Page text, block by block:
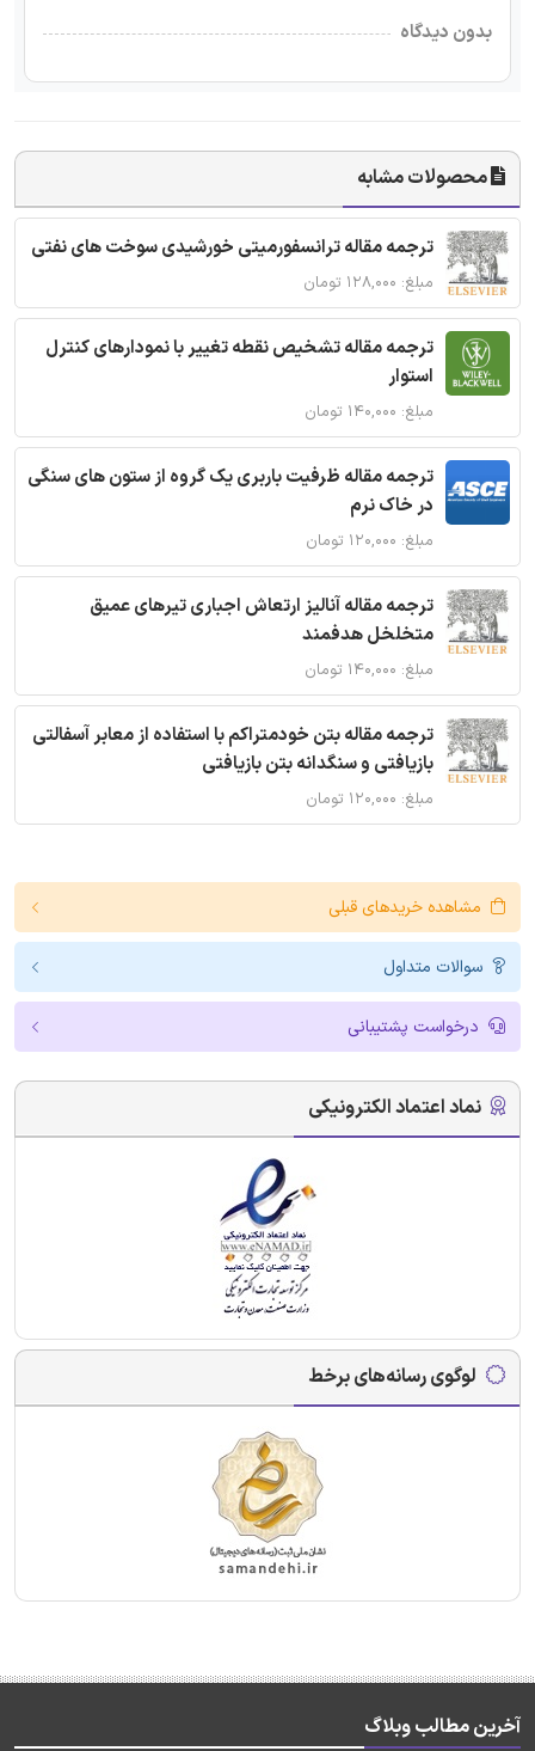
بدون دیدگاه
محصولات مشابه
ترجمه مقاله ترانسفورمیتی خورشیدی سوخت های نفتی
مبلغ: ۱۲۸,۰۰۰ تومان
ترجمه مقاله تشخیص نقطه تغییر با نمودارهای کنترل
استوار
مبلغ: ۱۴۰,۰۰۰ تومان
ترجمه مقاله ظرفیت باربری یک گروه از ستون های سنگی
در خاک نرم
مبلغ: ۱۲۰,۰۰۰ تومان
ترجمه مقاله آنالیز ارتعاش اجباری تیرهای عمیق
متخلخل هدفمند
مبلغ: ۱۴۰,۰۰۰ تومان
ترجمه مقاله بتن خودمتراکم با استفاده از معابر آسفالتی
بازیافتی و سنگدانه بتن بازیافتی
مبلغ: ۱۲۰,۰۰۰ تومان
مشاهده خریدهای قبلی
سوالات متداول
درخواست پشتیبانی
نماد اعتماد الکترونیکی
لوگوی رسانه‌های برخط
آخرین مطالب وبلاگ